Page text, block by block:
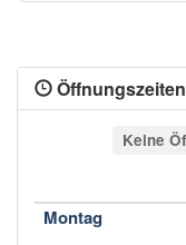
Keine
Montag